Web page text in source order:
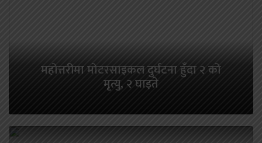
महोत्तरीमा मोटरसाइकल दुर्घटना हुँदा २ को
मृत्यु, २ घाइते